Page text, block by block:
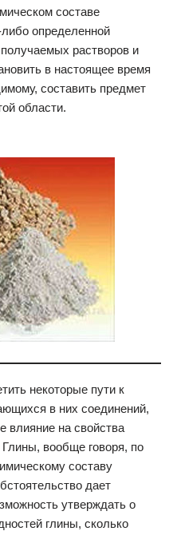
составе
определенной
растворов и
в настоящее время
составить предмет
области.
некоторые пути к
в них соединений,
влияние на свойства
вообще говоря, по
составу
дает
утверждать о
глины, сколько